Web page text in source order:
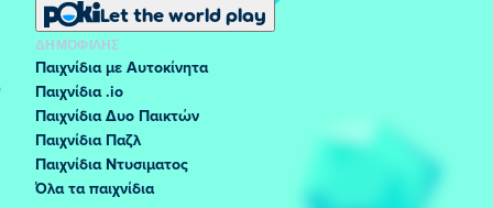
Let the world play
ΔΗΜΟΦΙΛΉΣ
Παιχνίδια με Αυτοκίνητα
Παιχνίδια .io
Παιχνίδια Δυο Παικτών
Παιχνίδια Παζλ
Παιχνίδια Ντυσιματος
Όλα τα παιχνίδια